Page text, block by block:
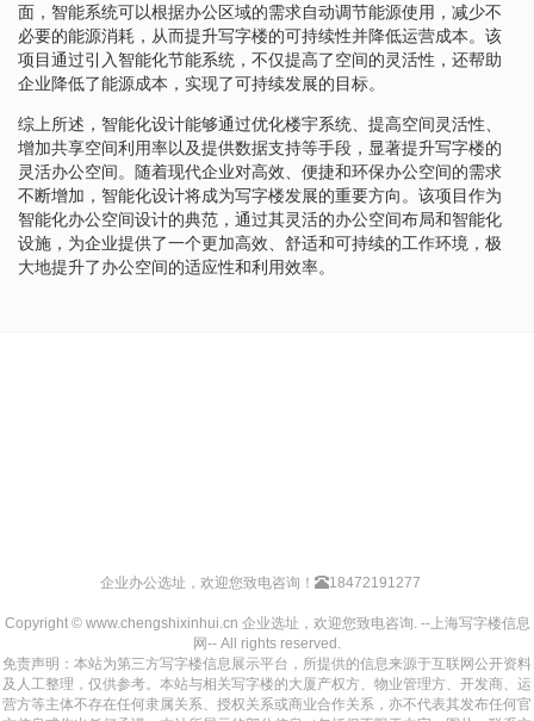
面，智能系统可以根据办公区域的需求自动调节能源使用，减少不
必要的能源消耗，从而提升写字楼的可持续性并降低运营成本。该
项目通过引入智能化节能系统，不仅提高了空间的灵活性，还帮助
企业降低了能源成本，实现了可持续发展的目标。
综上所述，智能化设计能够通过优化楼宇系统、提高空间灵活性、
增加共享空间利用率以及提供数据支持等手段，显著提升写字楼的
灵活办公空间。随着现代企业对高效、便捷和环保办公空间的需求
不断增加，智能化设计将成为写字楼发展的重要方向。该项目作为
智能化办公空间设计的典范，通过其灵活的办公空间布局和智能化
设施，为企业提供了一个更加高效、舒适和可持续的工作环境，极
大地提升了办公空间的适应性和利用效率。
企业办公选址，欢迎您致电咨询！ 18472191277
Copyright © www.chengshixinhui.cn 企业选址，欢迎您致电咨询. --上海写字楼信息
网-- All rights reserved.
免责声明：本站为第三方写字楼信息展示平台，所提供的信息来源于互联网公开资料
及人工整理，仅供参考。本站与相关写字楼的大厦产权方、物业管理方、开发商、运
营方等主体不存在任何隶属关系、授权关系或商业合作关系，亦不代表其发布任何官